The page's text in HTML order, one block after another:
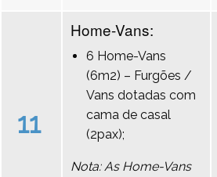
11
Home-Vans:
6 Home-Vans
(6m2) – Furgões /
Vans dotadas com
cama de casal
(2pax);
Nota: As Home-Vans